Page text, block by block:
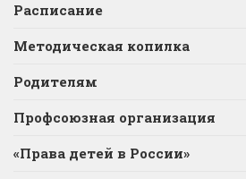
Расписание
Методическая копилка
Родителям
Профсоюзная организация
«Права детей в России»